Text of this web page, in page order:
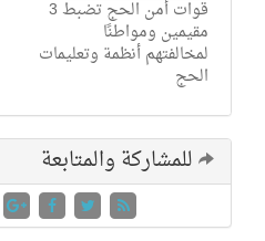
قوات أمن الحج تضبط 3
مقيمين ومواطنًا
لمخالفتهم أنظمة وتعليمات
الحج
للمشاركة والمتابعة